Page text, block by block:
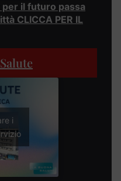
per il futuro passa
CLICCA PER IL
i